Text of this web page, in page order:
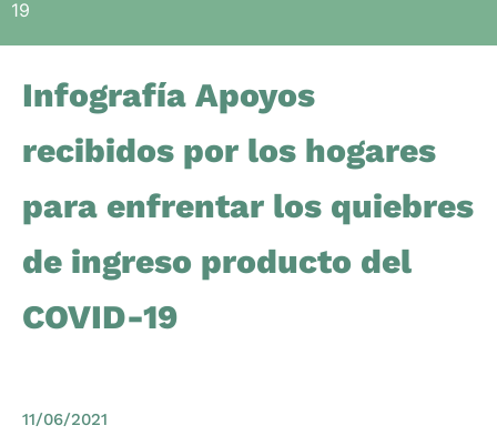
19
Infografía Apoyos
recibidos por los hogares
para enfrentar los quiebres
de ingreso producto del
COVID-19
11/06/2021